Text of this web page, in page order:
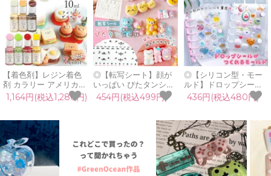
【着色剤】レジン着色
剤 カラリー アメリカン
ダイナー《7色セット》
レジン着色料 不透明 鮮
色 サンドイッチ フード
カラー ジャンクカラー
GreenOceanオリジナ
ル♪
1,164円(税込1,280円)
◎【転写シート】顔が
いっぱい ぴたタンシー
ル 転写シール レジンシ
ール レジン封入 装飾シ
表情 目 口 アニマル キ
ャラクター 顔パーツ
GreenOceanオリジナ
ル♪
454円(税込499円)
◎【シリコン型・モー
ルド】ドロップシール
が作れる シリコンモー
ルド レジン型 シール帳
シール 星 ハート 丸 UV
レジン LED 手作り ハ
ンドメイド 《選べる6
種》
436円(税込480円)